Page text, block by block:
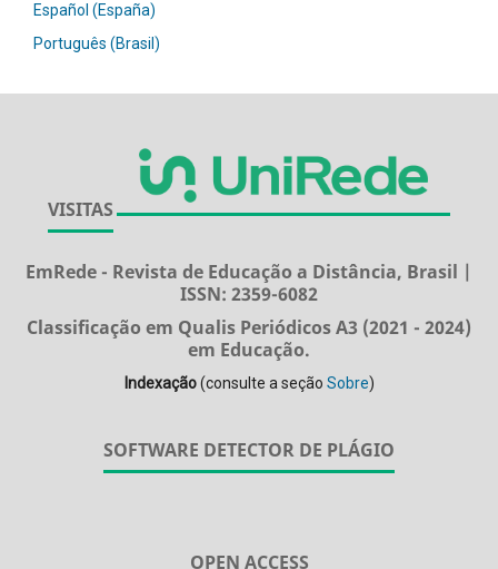
Español (España)
Português (Brasil)
VISITAS
EmRede - Revista de Educação a Distância, Brasil |
ISSN: 2359-6082
Classificação em Qualis Periódicos A3 (2021 - 2024)
em Educação.
Indexação(consulte a seção Sobre)
SOFTWARE DETECTOR DE PLÁGIO
OPEN ACCESS